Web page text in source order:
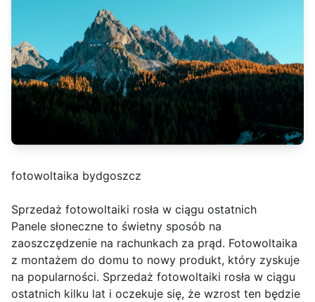
fotowoltaika bydgoszcz
Sprzedaż fotowoltaiki rosła w ciągu ostatnich
Panele słoneczne to świetny sposób na
zaoszczędzenie na rachunkach za prąd. Fotowoltaika
z montażem do domu to nowy produkt, który zyskuje
na popularności. Sprzedaż fotowoltaiki rosła w ciągu
ostatnich kilku lat i oczekuje się, że wzrost ten będzie